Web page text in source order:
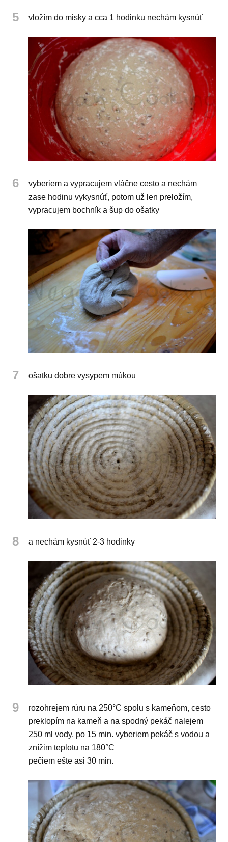
5 vložím do misky a cca 1 hodinku nechám kysnúť
6
vyberiem a vypracujem vláčne cesto a nechám
zase hodinu vykysnúť, potom už len preložím,
vypracujem bochník a šup do ošatky
7 ošatku dobre vysypem múkou
8 a nechám kysnúť 2-3 hodinky
9
rozohrejem rúru na 250°C spolu s kameňom, cesto
preklopím na kameň a na spodný pekáč nalejem
250 ml vody, po 15 min. vyberiem pekáč s vodou a
znížim teplotu na 180°C
pečiem ešte asi 30 min.